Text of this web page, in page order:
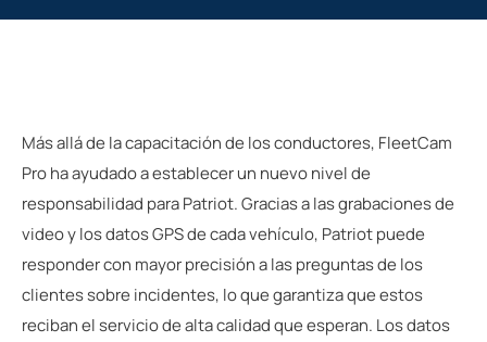
Más allá de la capacitación de los conductores, FleetCam
Pro ha ayudado a establecer un nuevo nivel de
responsabilidad para Patriot. Gracias a las grabaciones de
video y los datos GPS de cada vehículo, Patriot puede
responder con mayor precisión a las preguntas de los
clientes sobre incidentes, lo que garantiza que estos
reciban el servicio de alta calidad que esperan. Los datos